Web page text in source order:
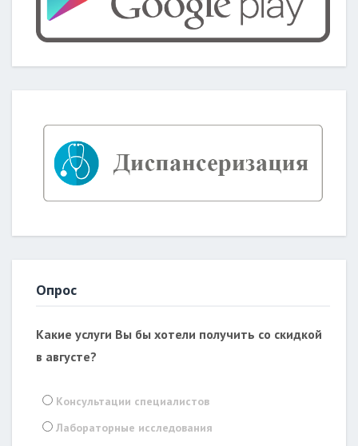
Опрос
Какие услуги Вы бы хотели получить со скидкой
в августе?
Консультации специалистов
Лабораторные исследования